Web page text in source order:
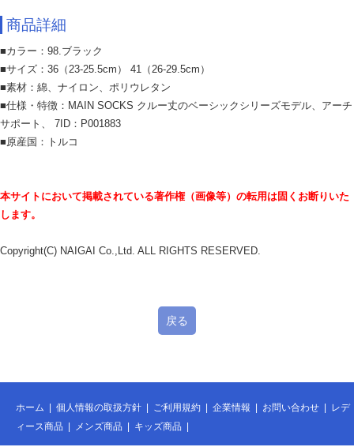
商品詳細
■カラー：98.ブラック
■サイズ：36（23-25.5cm） 41（26-29.5cm）
■素材：綿、ナイロン、ポリウレタン
■仕様・特徴：MAIN SOCKS クルー丈のベーシックシリーズモデル、アーチ
サポート、 7ID：P001883
■原産国：トルコ
本サイトにおいて掲載されている著作権（画像等）の転用は固くお断りいた
します。
Copyright(C) NAIGAI Co.,Ltd. ALL RIGHTS RESERVED.
戻る
ホーム 個人情報の取扱方針 ご利用規約 企業情報 お問い合わせ
レデ
ィース商品
メンズ商品 キッズ商品